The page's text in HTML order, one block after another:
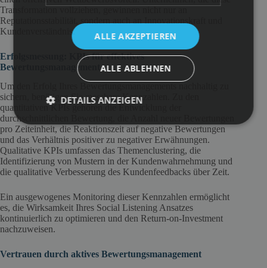
Transformation vollziehen, gewinnen nicht nur an
Reputationsstabilität, sondern auch an Innovationskraft und
Kundenverständnis.
Erfolgsmessung: KPIs für effektives
Bewertungsmanagement
Um den Erfolg Ihres Bewertungsmanagements nachhaltig zu
sichern, benötigen Sie messbare Kennzahlen. Zu den
quantitativen KPIs gehören die Entwicklung der
durchschnittlichen Bewertung, die Anzahl neuer Bewertungen
pro Zeiteinheit, die Reaktionszeit auf negative Bewertungen
und das Verhältnis positiver zu negativer Erwähnungen.
Qualitative KPIs umfassen das Themenclustering, die
Identifizierung von Mustern in der Kundenwahrnehmung und
die qualitative Verbesserung des Kundenfeedbacks über Zeit.
Ein ausgewogenes Monitoring dieser Kennzahlen ermöglicht
es, die Wirksamkeit Ihres Social Listening Ansatzes
kontinuierlich zu optimieren und den Return-on-Investment
nachzuweisen.
Vertrauen durch aktives Bewertungsmanagement
ALLE AKZEPTIEREN
ALLE ABLEHNEN
DETAILS ANZEIGEN